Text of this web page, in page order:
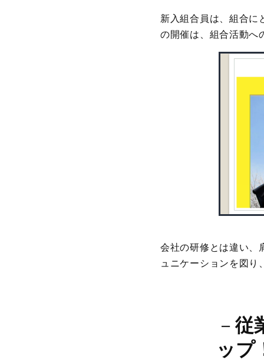
新入組合員は、組合に
の開催は、組合活動へ
会社の研修とは違い、
ュニケーションを図
－ 従
ップ